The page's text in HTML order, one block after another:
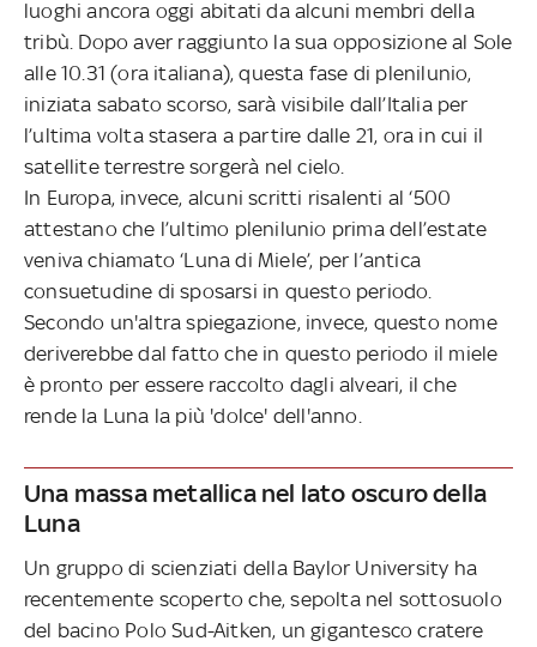
luoghi ancora oggi abitati da alcuni membri della
tribù. Dopo aver raggiunto la sua opposizione al Sole
alle 10.31 (ora italiana), questa fase di plenilunio,
iniziata sabato scorso, sarà visibile dall’Italia per
l’ultima volta stasera a partire dalle 21, ora in cui il
satellite terrestre sorgerà nel cielo.
In Europa, invece, alcuni scritti risalenti al ‘500
attestano che l’ultimo plenilunio prima dell’estate
veniva chiamato ‘Luna di Miele’, per l’antica
consuetudine di sposarsi in questo periodo.
Secondo un'altra spiegazione, invece, questo nome
deriverebbe dal fatto che in questo periodo il miele
è pronto per essere raccolto dagli alveari, il che
rende la Luna la più 'dolce' dell'anno.
Una massa metallica nel lato oscuro della
Luna
Un gruppo di scienziati della Baylor University ha
recentemente scoperto che, sepolta nel sottosuolo
del bacino Polo Sud-Aitken, un gigantesco cratere